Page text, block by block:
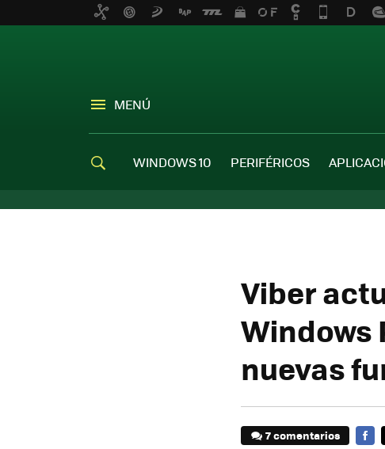
MENÚ
WINDOWS 10 PERIFÉRICOS
Viber
Windows
nuevas
7 comentarios